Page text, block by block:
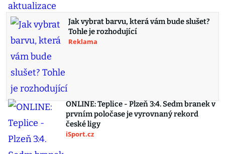
Jak vybrat barvu, která vám bude slušet?
Tohle je rozhodující
Reklama
ONLINE: Teplice - Plzeň 3:4. Sedm branek v
prvním poločase je vyrovnaný rekord
české ligy
iSport.cz